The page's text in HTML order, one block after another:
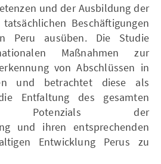
und der Ausbildung der
Beschäftigungen
Peru ausüben. Die Studie
Maßnahmen zur
von Abschlüssen in
und betrachtet diese als
Entfaltung des gesamten
Potenzials der
und ihren entsprechenden
Entwicklung Perus zu